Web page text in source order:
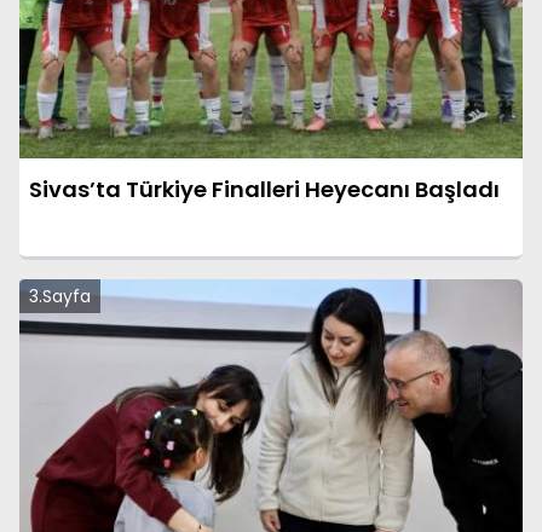
Sivas’ta Türkiye Finalleri Heyecanı Başladı
3.Sayfa